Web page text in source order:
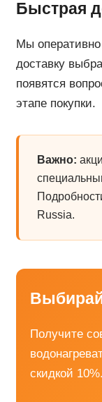
Быстрая
Мы оперативно
доставку
появятся
этапе покупки.
Важно:
Russia.
Получите
скидкой 10%.